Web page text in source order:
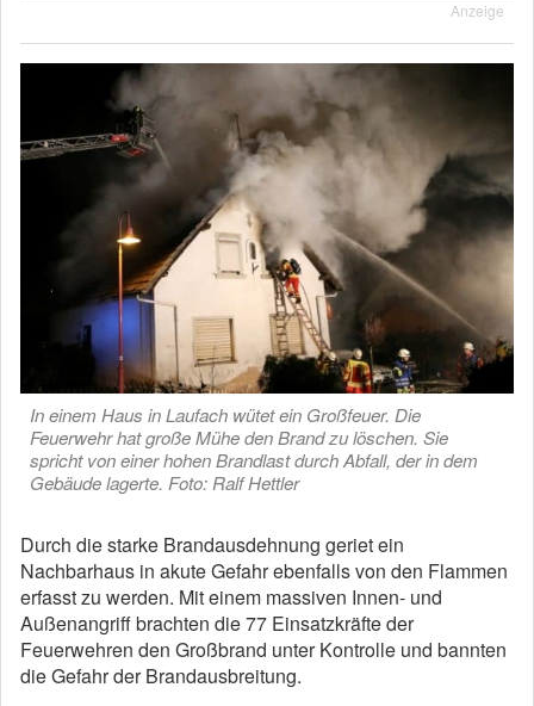
Anzeige
In einem Haus in Laufach wütet ein Großfeuer. Die
Feuerwehr hat große Mühe den Brand zu löschen. Sie
spricht von einer hohen Brandlast durch Abfall, der in dem
Gebäude lagerte. Foto: Ralf Hettler
Durch die starke Brandausdehnung geriet ein
Nachbarhaus in akute Gefahr ebenfalls von den Flammen
erfasst zu werden. Mit einem massiven Innen- und
Außenangriff brachten die 77 Einsatzkräfte der
Feuerwehren den Großbrand unter Kontrolle und bannten
die Gefahr der Brandausbreitung.